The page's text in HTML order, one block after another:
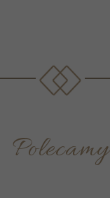
Polecamy